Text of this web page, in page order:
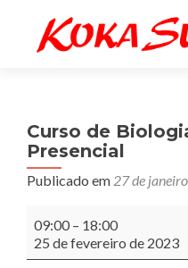
Curso de
Presencial
Publicado em 27 de
de
Biologia
09:00 – 18:00
25 de fevereiro de 2023